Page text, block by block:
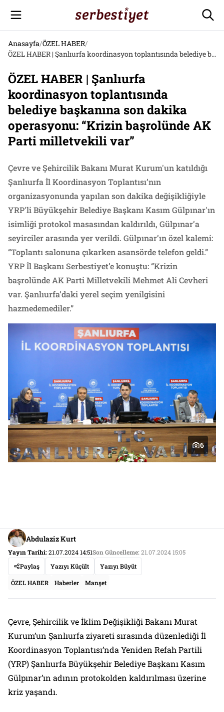
Anasayfa/ÖZEL HABER/
ÖZEL HABER | Şanlıurfa koordinasyon toplantısında belediye başkanına son dakika operasyonu: “Krizin başrolünde AK Parti milletvekili var”
ÖZEL HABER | Şanlıurfa
koordinasyon toplantısında
belediye başkanına son dakika
operasyonu: “Krizin başrolünde AK
Parti milletvekili var”
Çevre ve Şehircilik Bakanı Murat Kurum'un katıldığı
Şanlıurfa İl Koordinasyon Toplantısı’nın
organizasyonunda yapılan son dakika değişikliğiyle
YRP'li Büyükşehir Belediye Başkanı Kasım Gülpınar'ın
isimliği protokol masasından kaldırıldı, Gülpınar’a
seyirciler arasında yer verildi. Gülpınar’ın özel kalemi:
“Toplantı salonuna çıkarken asansörde telefon geldi.”
YRP İl Başkanı Serbestiyet’e konuştu: “Krizin
başrolünde AK Parti Milletvekili Mehmet Ali Cevheri
var. Şanlıurfa’daki yerel seçim yenilgisini
hazmedemediler.”
6
Abdulaziz Kurt
Yayın Tarihi:21.07.2024 14:51Son Güncelleme:21.07.2024 15:05
Paylaş
Yazıyı Küçült Yazıyı Büyüt
ÖZEL HABER Haberler Manşet
Çevre, Şehircilik ve İklim Değişikliği Bakanı Murat
Kurum’un Şanlıurfa ziyareti sırasında düzenlediği İl
Koordinasyon Toplantısı’nda Yeniden Refah Partili
(YRP) Şanlıurfa Büyükşehir Belediye Başkanı Kasım
Gülpınar’ın adının protokolden kaldırılması üzerine
kriz yaşandı.